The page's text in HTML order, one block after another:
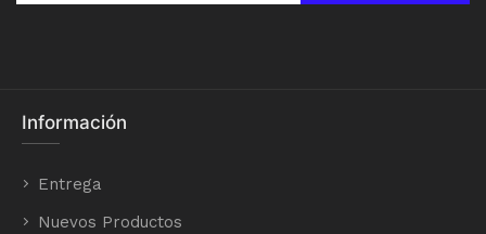
Información
Entrega
Nuevos Productos